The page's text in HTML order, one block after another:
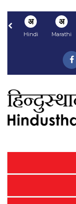
अ
Hindi
अ
Marathi